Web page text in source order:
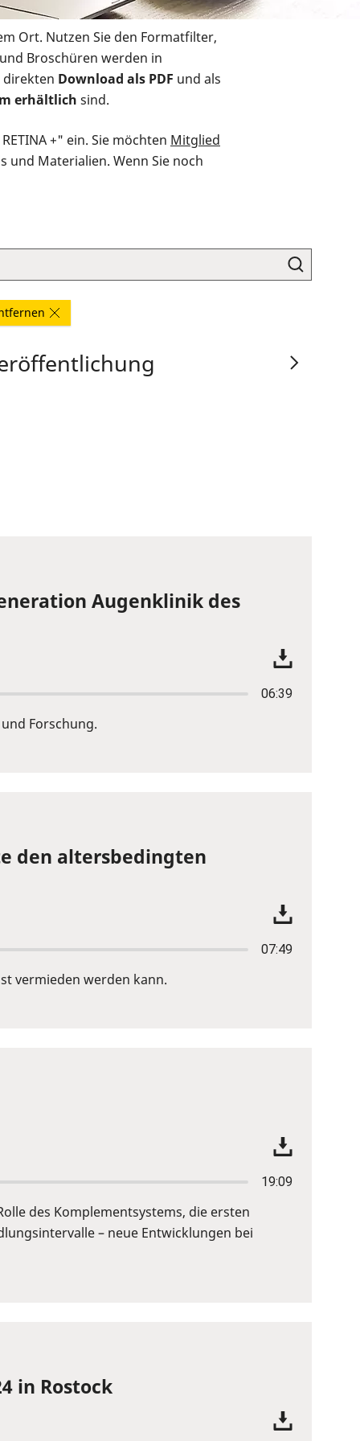
Ort. Nutzen Sie den Formatfilter,
Broschüren werden in
direkten Download als PDF und als
erhältlich sind.
+" ein. Sie möchten Mitglied
und Materialien. Wenn Sie noch
Augenklinik des
06:39
Forschung.
den altersbedingten
07:49
vermieden werden kann.
19:09
des Komplementsystems, die ersten
– neue Entwicklungen bei
in Rostock